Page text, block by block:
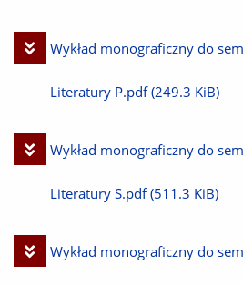
Pobierz
plik
Wykład monograficzny do
Literatury P.pdf (249.3 KiB)
Pobierz
plik
Wykład monograficzny do
Literatury S.pdf (511.3 KiB)
Pobierz
Wykład monograficzny do